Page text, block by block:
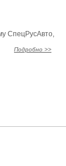
СпецРусАвто,
Подробно >>